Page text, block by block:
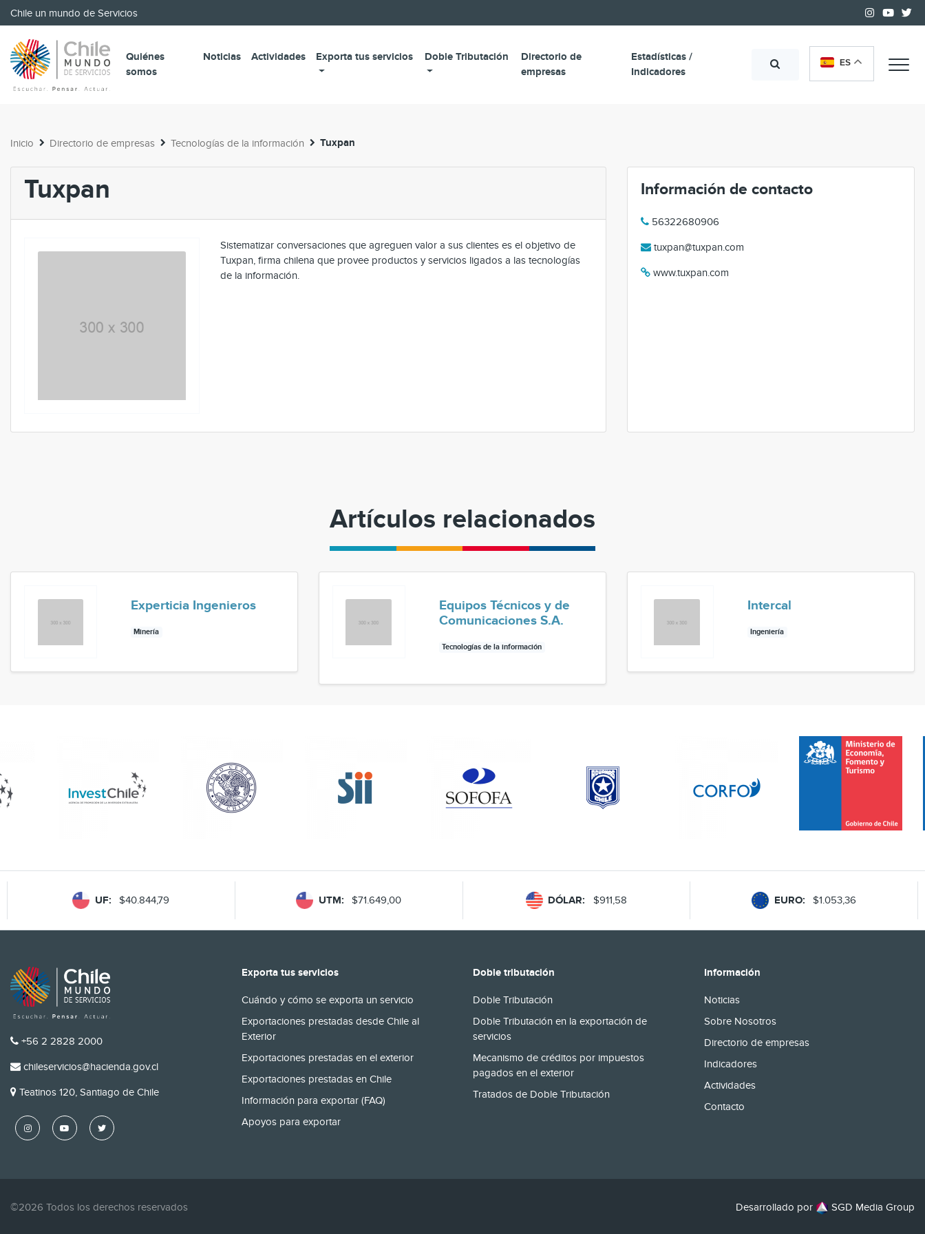
Chile un mundo de Servicios
Quiénes
somos
Noticias Actividades Exporta tus servicios Doble Tributación
Directorio de
empresas
Estadísticas /
Indicadores
ES
Inicio Directorio de empresas Tecnologías de la información Tuxpan
Tuxpan
Sistematizar conversaciones que agreguen valor a sus clientes es el objetivo de
Tuxpan, firma chilena que provee productos y servicios ligados a las tecnologías
de la información.
Información de contacto
56322680906
tuxpan@tuxpan.com
www.tuxpan.com
Artículos relacionados
Experticia Ingenieros
Minería
Equipos Técnicos y de
Comunicaciones S.A.
Tecnologías de la información
Intercal
Ingeniería
UF: $40.844,79 UTM: $71.649,00 DÓLAR: $911,58 EURO: $1.053,36
TELÉFONO
+56 2 2828 2000
EMAIL
chileservicios@hacienda.gov.cl
DIRECCIÓN
Teatinos 120, Santiago de Chile
Exporta tus servicios
Cuándo y cómo se exporta un servicio
Exportaciones prestadas desde Chile al
Exterior
Exportaciones prestadas en el exterior
Exportaciones prestadas en Chile
Información para exportar (FAQ)
Apoyos para exportar
Doble tributación
Doble Tributación
Doble Tributación en la exportación de
servicios
Mecanismo de créditos por impuestos
pagados en el exterior
Tratados de Doble Tributación
Información
Noticias
Sobre Nosotros
Directorio de empresas
Indicadores
Actividades
Contacto
©2026 Todos los derechos reservados Desarrollado por SGD Media Group